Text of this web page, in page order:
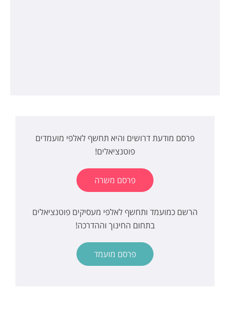
פרסם מודעת דרושים והיא תחשף לאלפי מועמדים
פוטנציאלים!
פרסם משרה
הרשם כמועמד ותחשף לאלפי מעסיקים פוטנציאלים
בתחום החינוך וההדרכה!
פרסם מועמד